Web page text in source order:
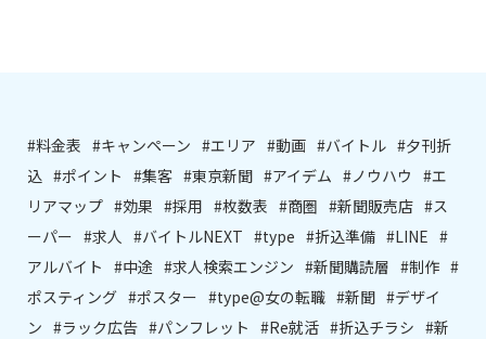
#料金表 #キャンペーン #エリア #動画 #バイトル #夕刊折
込 #ポイント #集客 #東京新聞 #アイデム #ノウハウ #エ
リアマップ #効果 #採用 #枚数表 #商圏 #新聞販売店 #ス
ーパー #求人 #バイトルNEXT #type #折込準備 #LINE #
アルバイト #中途 #求人検索エンジン #新聞購読層 #制作 #
ポスティング #ポスター #type@女の転職 #新聞 #デザイ
ン #ラック広告 #パンフレット #Re就活 #折込チラシ #新